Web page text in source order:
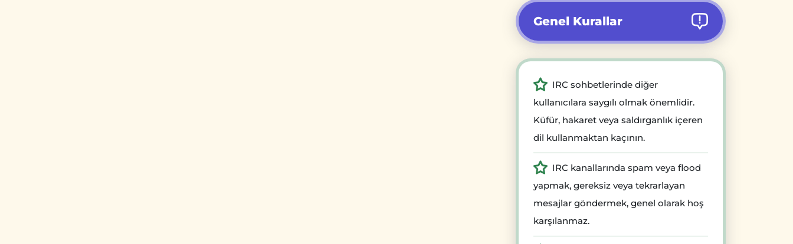
Genel Kurallar
IRC sohbetlerinde diğer
kullanıcılara saygılı olmak önemlidir.
Küfür, hakaret veya saldırganlık içeren
dil kullanmaktan kaçının.
IRC kanallarında spam veya flood
yapmak, gereksiz veya tekrarlayan
mesajlar göndermek, genel olarak hoş
karşılanmaz.